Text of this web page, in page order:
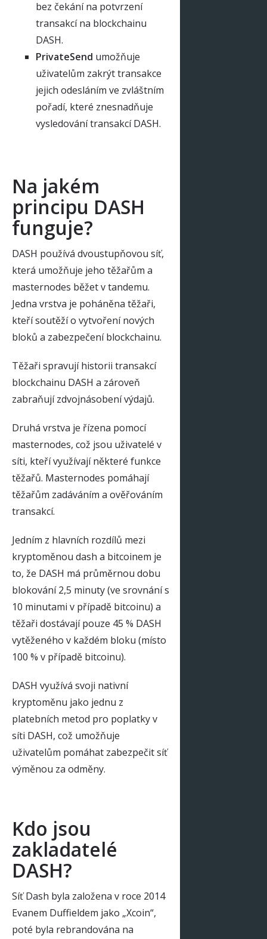
bez čekání na potvrzení
transakcí na blockchainu
DASH.
PrivateSend umožňuje
uživatelům zakrýt transakce
jejich odesláním ve zvláštním
pořadí, které znesnadňuje
vysledování transakcí DASH.
Na jakém
principu DASH
funguje?
DASH používá dvoustupňovou síť,
která umožňuje jeho těžařům a
masternodes běžet v tandemu.
Jedna vrstva je poháněna těžaři,
kteří soutěží o vytvoření nových
bloků a zabezpečení blockchainu.
Těžaři spravují historii transakcí
blockchainu DASH a zároveň
zabraňují zdvojnásobení výdajů.
Druhá vrstva je řízena pomocí
masternodes, což jsou uživatelé v
síti, kteří využívají některé funkce
těžařů. Masternodes pomáhají
těžařům zadáváním a ověřováním
transakcí.
Jedním z hlavních rozdílů mezi
kryptoměnou dash a bitcoinem je
to, že DASH má průměrnou dobu
blokování 2,5 minuty (ve srovnání s
10 minutami v případě bitcoinu) a
těžaři dostávají pouze 45 % DASH
vytěženého v každém bloku (místo
100 % v případě bitcoinu).
DASH využívá svoji nativní
kryptoměnu jako jednu z
platebních metod pro poplatky v
síti DASH, což umožňuje
uživatelům pomáhat zabezpečit síť
výměnou za odměny.
Kdo jsou
zakladatelé
DASH?
Síť Dash byla založena v roce 2014
Evanem Duffieldem jako „Xcoin“,
poté byla rebrandována na